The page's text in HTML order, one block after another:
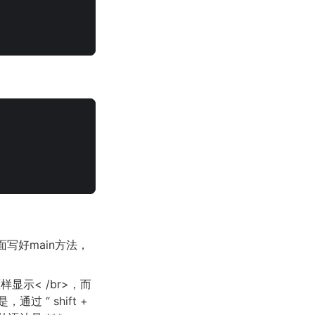
写好main方法，
显示< /br>，而
，通过 “ shift +